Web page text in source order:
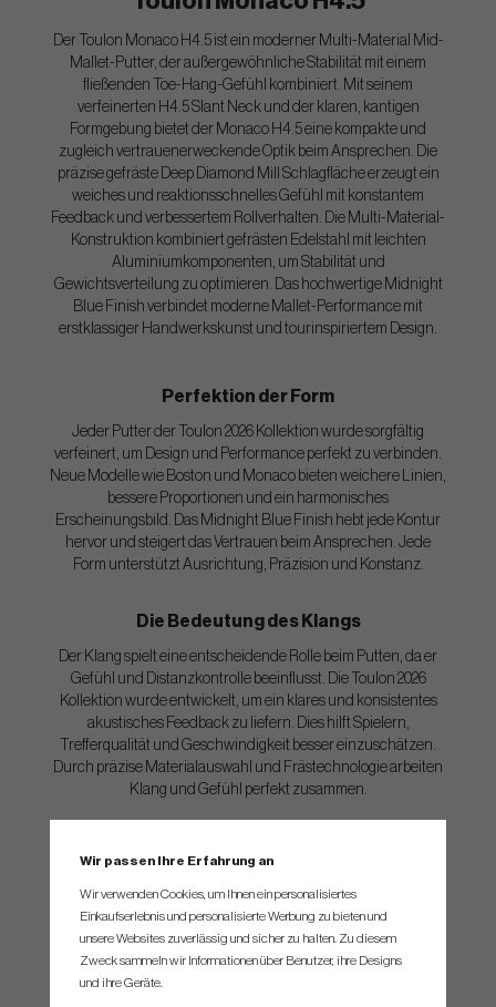
Der Toulon Monaco H4.5 ist ein moderner Multi-Material Mid-
Mallet-Putter, der außergewöhnliche Stabilität mit einem
fließenden Toe-Hang-Gefühl kombiniert. Mit seinem
verfeinerten H4.5 Slant Neck und der klaren, kantigen
Formgebung bietet der Monaco H4.5 eine kompakte und
zugleich vertrauenerweckende Optik beim Ansprechen. Die
präzise gefräste Deep Diamond Mill Schlagfläche erzeugt ein
weiches und reaktionsschnelles Gefühl mit konstantem
Feedback und verbessertem Rollverhalten. Die Multi-Material-
Konstruktion kombiniert gefrästen Edelstahl mit leichten
Aluminiumkomponenten, um Stabilität und
Gewichtsverteilung zu optimieren. Das hochwertige Midnight
Blue Finish verbindet moderne Mallet-Performance mit
erstklassiger Handwerkskunst und tourinspiriertem Design.
Perfektion der Form
Jeder Putter der Toulon 2026 Kollektion wurde sorgfältig
verfeinert, um Design und Performance perfekt zu verbinden.
Neue Modelle wie Boston und Monaco bieten weichere Linien,
bessere Proportionen und ein harmonisches
Erscheinungsbild. Das Midnight Blue Finish hebt jede Kontur
hervor und steigert das Vertrauen beim Ansprechen. Jede
Form unterstützt Ausrichtung, Präzision und Konstanz.
Die Bedeutung des Klangs
Der Klang spielt eine entscheidende Rolle beim Putten, da er
Gefühl und Distanzkontrolle beeinflusst. Die Toulon 2026
Kollektion wurde entwickelt, um ein klares und konsistentes
akustisches Feedback zu liefern. Dies hilft Spielern,
Trefferqualität und Geschwindigkeit besser einzuschätzen.
Durch präzise Materialauswahl und Frästechnologie arbeiten
Klang und Gefühl perfekt zusammen.
bei der Gefühl, Klang und Roll optimal abgestimmt sind. Die
Deep Diamond Mill Schlagfläche sorgt für verbesserten
Vorwärtsroll und gleichmäßige Ballgeschwindigkeit. Jede
Konstruktion bietet Kontrolle, Stabilität und Vertrauen auf dem
Wir passen Ihre Erfahrung an
Wir verwenden Cookies, um Ihnen ein personalisiertes
Einkaufserlebnis und personalisierte Werbung zu bieten und
unsere Websites zuverlässig und sicher zu halten. Zu diesem
Zweck sammeln wir Informationen über Benutzer, ihre Designs
und ihre Geräte.